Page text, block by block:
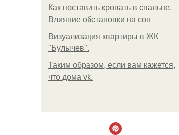
Как поставить кровать в спальне.
Влияние обстановки на сон
Визуализация квартиры в ЖК
"Булычев".
Таким образом, если вам кажется,
что дома vk.